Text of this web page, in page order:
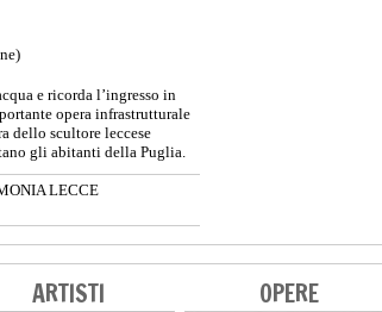
e ricorda l’ingresso in
opera infrastrutturale
dello scultore leccese
gli abitanti della Puglia.
LECCE
ARTISTI OPERE